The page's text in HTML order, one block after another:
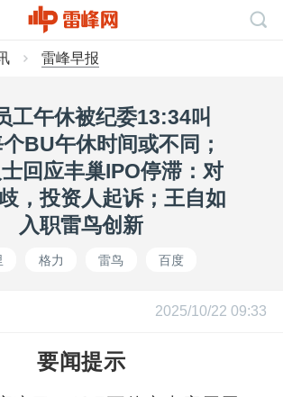
雷峰早报
工午休被纪委13:34叫
BU午休时间或不同；
回应丰巢IPO停滞：对
，投资人起诉；王自如
入职雷鸟创新
格力 雷鸟 百度
2025/10/22 09:33
要闻提示